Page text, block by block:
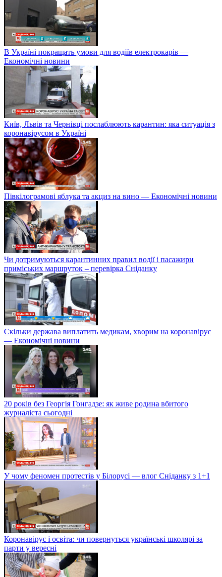
В Україні покращать умови для водіїв електрокарів —
Економічні новини
Київ, Львів та Чернівці послаблюють карантин: яка ситуація з
коронавірусом в Україні
Півкілограмові яблука та акциз на вино — Економічні новини
Чи дотримуються карантинних правил водії і пасажири
приміських маршруток – перевірка Сніданку
Скільки держава виплатить медикам, хворим на коронавірус
— Економічні новини
20 років без Георгія Гонгадзе: як живе родина вбитого
журналіста сьогодні
У чому феномен протестів у Білорусі — влог Сніданку з 1+1
Коронавірус і освіта: чи повернуться українські школярі за
парти у вересні